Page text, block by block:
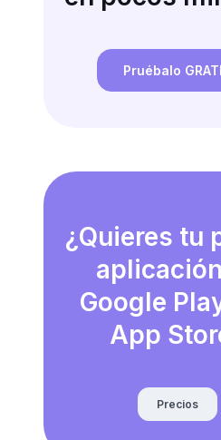
Pruébalo
¿Quieres tu
Google
App
Precios